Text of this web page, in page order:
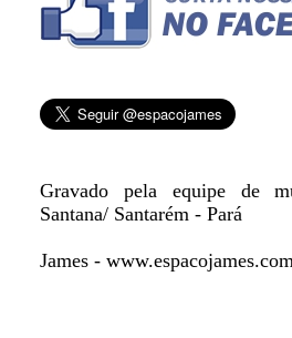
Gravado pela equipe de
Santana/ Santarém - Pará
James -